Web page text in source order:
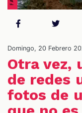
Domingo, 20 Febrero
Otra vez,
de redes
fotos de